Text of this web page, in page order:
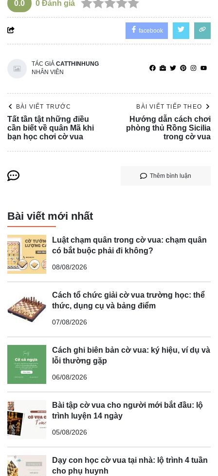
0.0 0 Đánh giá
facebook
TÁC GIẢ CATTHINHUNG
NHÂN VIÊN
BÀI VIẾT TRƯỚC
Tất tần tật những điều
cần biết về quân Mã khi
bạn học chơi cờ vua
BÀI VIẾT TIẾP THEO
Hướng dẫn cách chơi
phòng thủ Rồng Sicilia
trong cờ vua
Thêm bình luận
Bài viết mới nhất
Luật chạm quân trong cờ vua: chạm quân
có bắt buộc phải đi không?
08/08/2026
Cách tổ chức giải cờ vua trường học: thể
thức, dụng cụ và bảng điểm
07/08/2026
Cách ghi biên bản cờ vua: ký hiệu, ví dụ và
lỗi thường gặp
06/08/2026
Bài tập cờ vua cho người mới bắt đầu: lộ
trình luyện 14 ngày
05/08/2026
Dạy con học cờ vua tại nhà: lộ trình 4 tuần
cho phụ huynh